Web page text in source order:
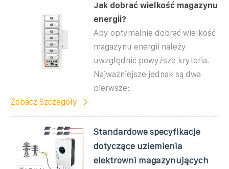
Jak dobrać wielkość magazynu
energii?
Aby optymalnie dobrać wielkość
magazynu energii należy
uwzględnić powyższe kryteria.
Najważniejsze jednak są dwa
pierwsze:
Zobacz Szczegóły
Standardowe specyfikacje
dotyczące uziemienia
elektrowni magazynujących